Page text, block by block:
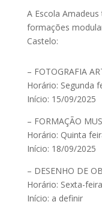
A Escola
formações
Castelo:
– FOTOGRAFIA
Horário: Segunda
Início: 15/09/2025
– FORMAÇÃO
Horário: Quinta
Início: 18/09/2025
– DESENHO DE
Horário: Sexta-
Início: a definir